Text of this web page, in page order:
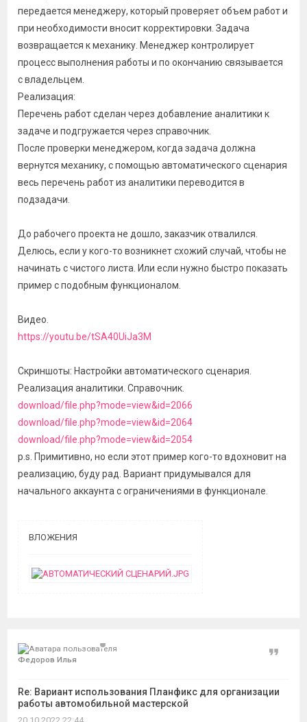
передается менеджеру, который проверяет объем работ и
при необходимости вносит корректировки. Задача
возвращается к механику. Менеджер контролирует
процесс выполнения работы и по окончанию связывается
с владельцем.
Реализация:
Перечень работ сделан через добавление аналитики к
задаче и подгружается через справочник.
После проверки менеджером, когда задача должна
вернутся механику, с помощью автоматического сценария
весь перечень работ из аналитики переводится в
подзадачи.
До рабочего проекта не дошло, заказчик отвалился.
Делюсь, если у кого-то возникнет схожий случай, чтобы не
начинать с чистого листа. Или если нужно быстро показать
пример с подобным функционалом.
Видео.
https://youtu.be/tSA40UiJa3M
Скриншоты: Настройки автоматического сценария.
Реализация аналитики. Справочник.
download/file.php?mode=view&id=2066
download/file.php?mode=view&id=2064
download/file.php?mode=view&id=2054
p.s. Примитивно, но если этот пример кого-то вдохновит на
реализацию, буду рад. Вариант придумывался для
начального аккаунта с ограничениями в функционале.
ВЛОЖЕНИЯ
Федоров Илья
Re: Вариант использования Планфикс для организации
работы автомобильной мастерской
Цитата